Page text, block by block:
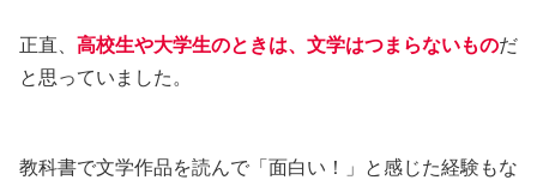
正直、 高校生や大学生のときは、文学はつまらないものだ
と思っていました。
教科書で文学作品を読んで「面白い！」と感じた経験もな